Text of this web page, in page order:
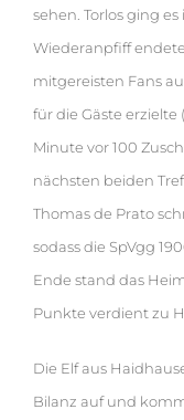
sehen. Torlos ging
Wiederanpfiff
mitgereisten Fans
für die Gäste erzielte
Minute vor 100
nächsten beiden
Thomas de Prato
sodass die SpVgg
Ende stand das
Punkte verdient zu
Die Elf aus
Bilanz auf und